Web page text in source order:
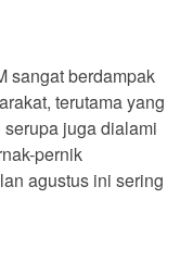
sangat berdampak
terutama yang
juga dialami
pernik
agustus ini sering